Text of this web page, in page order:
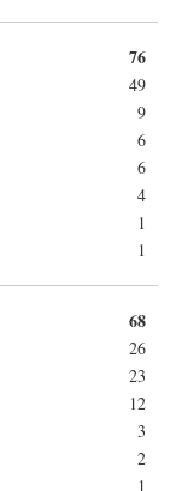
76
49
9
6
6
4
1
1
68
26
23
12
3
2
1